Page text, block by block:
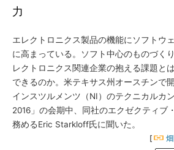
力
エレクトロニクス製品の機能にソフトウ
に高まっている。ソフト中心のものづく
レクトロニクス関連企業の抱える課題と
できるのか。米テキサス州オースチンで
インスツルメンツ（NI）のテクニカルカ
2016」の会期中、同社のエクゼクティブ
務めるEric Starkloff氏に聞いた。
[